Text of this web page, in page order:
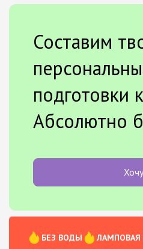
Составим
подготовки
Абсолютно
БЕЗ ВОДЫ